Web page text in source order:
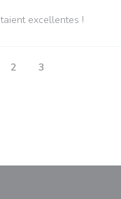
excellentes !
2 3